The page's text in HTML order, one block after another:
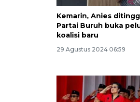
Kemarin, Anies
Partai Buruh buka
koalisi baru
29 Agustus 2024 06:59